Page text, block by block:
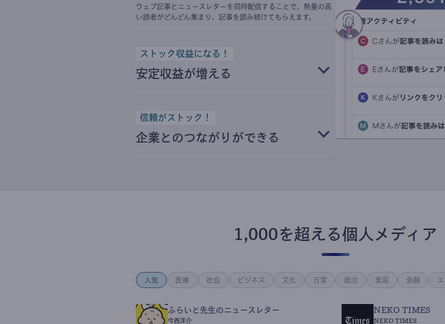
ウェブ記事とニュースレターを同時配信することで、熱量の高
い読者がどんどん集まり、記事を読み続けてもらえます。
ストック収益になる！
安定収益が増える
信頼がストック！
企業とのつながりができる
1,000を超える個人メディア
人気 医療 社会 ビジネス 文化 日常 政治 美容 金融
ふらいと先生のニュースレター
今西洋介
NEKO TIMES
NEKO TIMES